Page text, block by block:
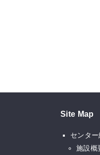
Site Map
センター
施設概